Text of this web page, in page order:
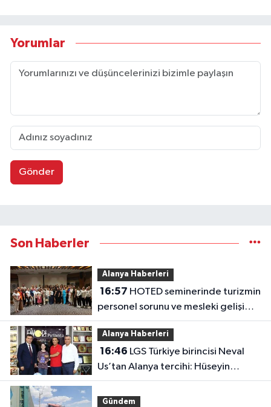
Yorumlar
Gönder
Son Haberler
Alanya Haberleri
16:57
personel sorunu ve mesleki gelişim
masaya yatırıldı
Alanya Haberleri
16:46
Us’tan Alanya tercihi: Hüseyin
Girenes’ten ödül
Gündem